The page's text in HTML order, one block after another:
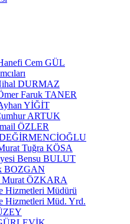
Cem GÜL
DURMAZ
Faruk TANER
YİĞİT
ARTUK
ÖZLER
Tuğra KÖSA
Bensu BULUT
BOZGAN
Murat ÖZKARA
Hizmetleri Müdürü
Hizmetleri Müd. Yrd.